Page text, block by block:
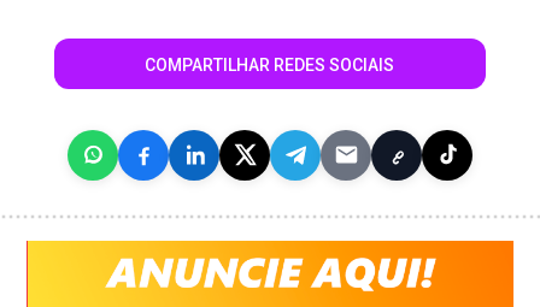
COMPARTILHAR REDES SOCIAIS